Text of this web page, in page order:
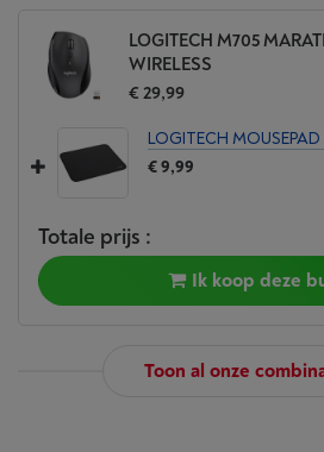
LOGITECH M705
WIRELESS
€ 29,99
LOGITECH MOUSEPAD
€ 9,99
Totale prijs :
Ik koop deze
Toon al onze